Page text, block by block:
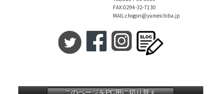
FAX:0294-32-7130
MAIL:chogori@yumeichiba.jp
このページをPC用に切り替え